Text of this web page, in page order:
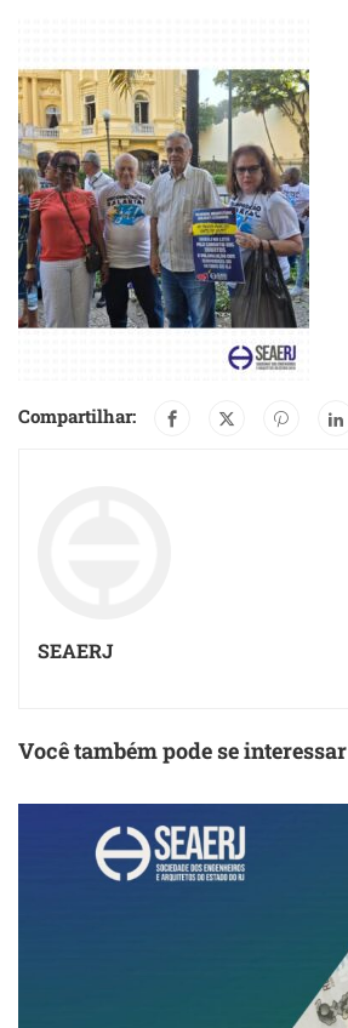
Compartilhar:
SEAERJ
Você também pode se interessar